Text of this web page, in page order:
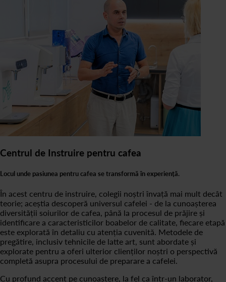
Centrul de Instruire pentru cafea
Locul unde pasiunea pentru cafea se transformă în experiență.
În acest centru de instruire, colegii noștri învață mai mult decât
teorie; aceștia descoperă universul cafelei - de la cunoașterea
diversității soiurilor de cafea, până la procesul de prăjire și
identificare a caracteristicilor boabelor de calitate, fiecare etapă
este explorată în detaliu cu atenția cuvenită. Metodele de
pregătire, inclusiv tehnicile de latte art, sunt abordate și
explorate pentru a oferi ulterior clienților noștri o perspectivă
completă asupra procesului de preparare a cafelei.
Cu profund accent pe cunoaștere, la fel ca într-un laborator,